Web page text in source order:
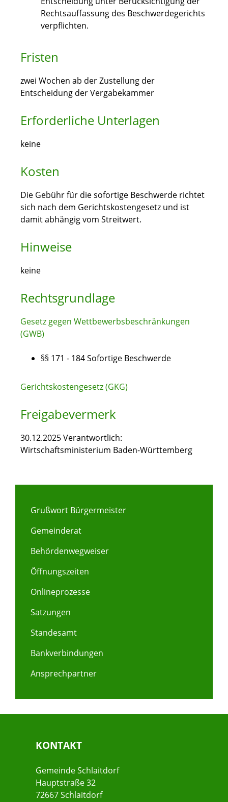
Rechtsauffassung des Beschwerdegerichts
verpflichten.
Fristen
zwei Wochen ab der Zustellung der
Entscheidung der Vergabekammer
Erforderliche Unterlagen
keine
Kosten
Die Gebühr für die sofortige Beschwerde richtet
sich nach dem Gerichtskostengesetz und ist
damit abhängig vom Streitwert.
Hinweise
keine
Rechtsgrundlage
Gesetz gegen Wettbewerbsbeschränkungen
(GWB)
§§ 171 - 184Sofortige Beschwerde
Gerichtskostengesetz (GKG)
Freigabevermerk
30.12.2025 Verantwortlich:
Wirtschaftsministerium Baden-Württemberg
Grußwort Bürgermeister
Gemeinderat
Behördenwegweiser
Öffnungszeiten
Onlineprozesse
Satzungen
Standesamt
Bankverbindungen
Ansprechpartner
KONTAKT
Gemeinde Schlaitdorf
Hauptstraße 32
72667 Schlaitdorf